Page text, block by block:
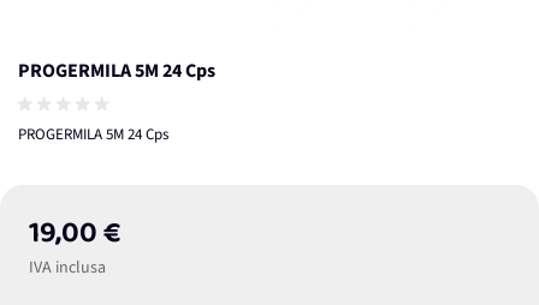
PROGERMILA 5M 24 Cps
PROGERMILA 5M 24 Cps
19,00 €
IVA inclusa